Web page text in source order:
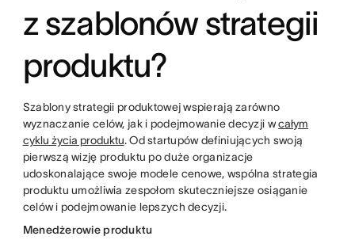
z szablonów strategii
produktu?
Szablony strategii produktowej wspierają zarówno
wyznaczanie celów, jak i podejmowanie decyzji wcałym
cyklu życia produktu. Od startupów definiujących swoją
pierwszą wizję produktu po duże organizacje
udoskonalające swoje modele cenowe, wspólna strategia
produktu umożliwia zespołom skuteczniejsze osiąganie
celów i podejmowanie lepszych decyzji.
Menedżerowie produktu